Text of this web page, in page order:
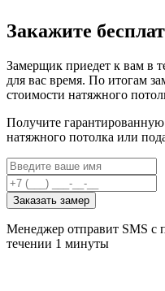
Закажите
Замерщик приедет к вам в
для вас время. По итогам
стоимости натяжного
Получите гарантированную
натяжного потолка или
Заказать замер
Менеджер отправит SMS с
течении 1 минуты